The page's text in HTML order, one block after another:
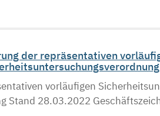
der repräsentativen
vorläufigen
Stand 28.03.2022